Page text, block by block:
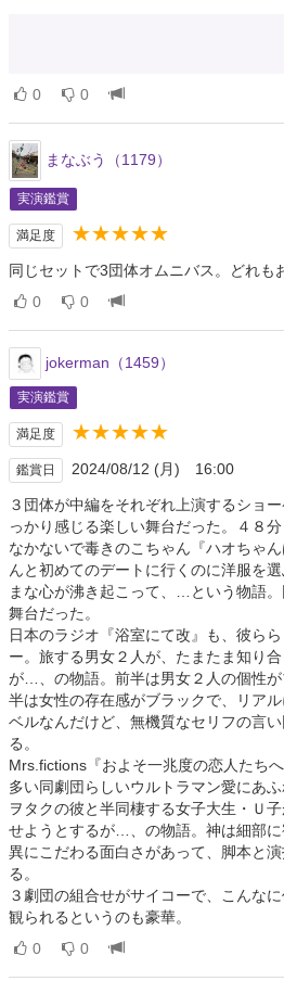
0 0
まなぶう（1179）
実演鑑賞
満足度 ★★★★★
同じセットで3団体オムニバス。どれも
0 0
jokerman（1459）
実演鑑賞
満足度 ★★★★★
鑑賞日 2024/08/12 (月) 16:00
３団体が中編をそれぞれ上演するショ
っかり感じる楽しい舞台だった。４８分
なかないで毒きのこちゃん『ハオちゃ
んと初めてのデートに行くのに洋服を
まな心が沸き起こって、…という物語
舞台だった。
日本のラジオ『浴室にて改』も、彼ら
ー。旅する男女２人が、たまたま知り
が…、の物語。前半は男女２人の個性
半は女性の存在感がブラックで、リア
ベルなんだけど、無機質なセリフの言
る。
Mrs.fictions『およそ一兆度の恋人たち
多い同劇団らしいウルトラマン愛にあ
ヲタクの彼と半同棲する女子大生・Ｕ
せようとするが…、の物語。神は細部
異にこだわる面白さがあって、脚本と
る。
３劇団の組合せがサイコーで、こんな
観られるというのも豪華。
0 0